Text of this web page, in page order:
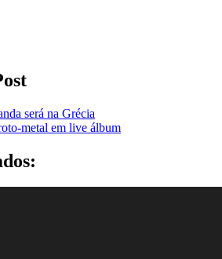
será na Grécia
metal em live álbum